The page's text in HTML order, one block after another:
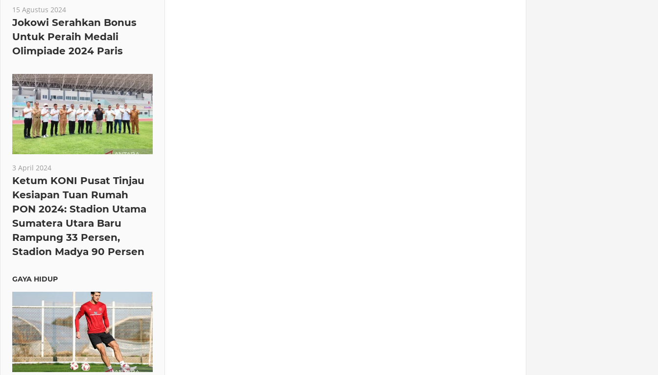
15 Agustus 2024
Jokowi Serahkan Bonus
Untuk Peraih Medali
Olimpiade 2024 Paris
3 April 2024
Ketum KONI Pusat Tinjau
Kesiapan Tuan Rumah
PON 2024: Stadion Utama
Sumatera Utara Baru
Rampung 33 Persen,
Stadion Madya 90 Persen
GAYA HIDUP